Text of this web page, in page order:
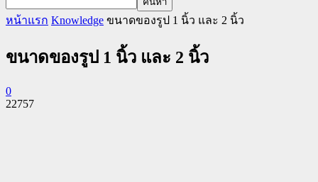
หน้าแรก Knowledge ขนาดของรูป 1 นิ้ว และ 2 นิ้ว
ขนาดของรูป 1 นิ้ว และ 2 นิ้ว
0
22757